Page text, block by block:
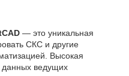
— это уникальная
СКС и другие
Высокая
данных ведущих